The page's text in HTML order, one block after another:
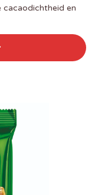
cacaodichtheid en